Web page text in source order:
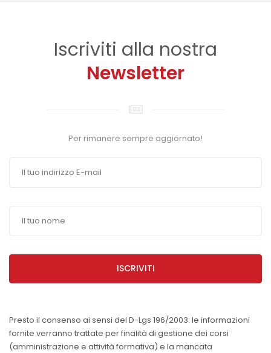
Iscriviti alla nostra
Newsletter
Per rimanere sempre aggiornato!
ISCRIVITI
Presto il consenso ai sensi del D-Lgs 196/2003: le informazioni
fornite verranno trattate per finalità di gestione dei corsi
(amministrazione e attività formativa) e la mancata